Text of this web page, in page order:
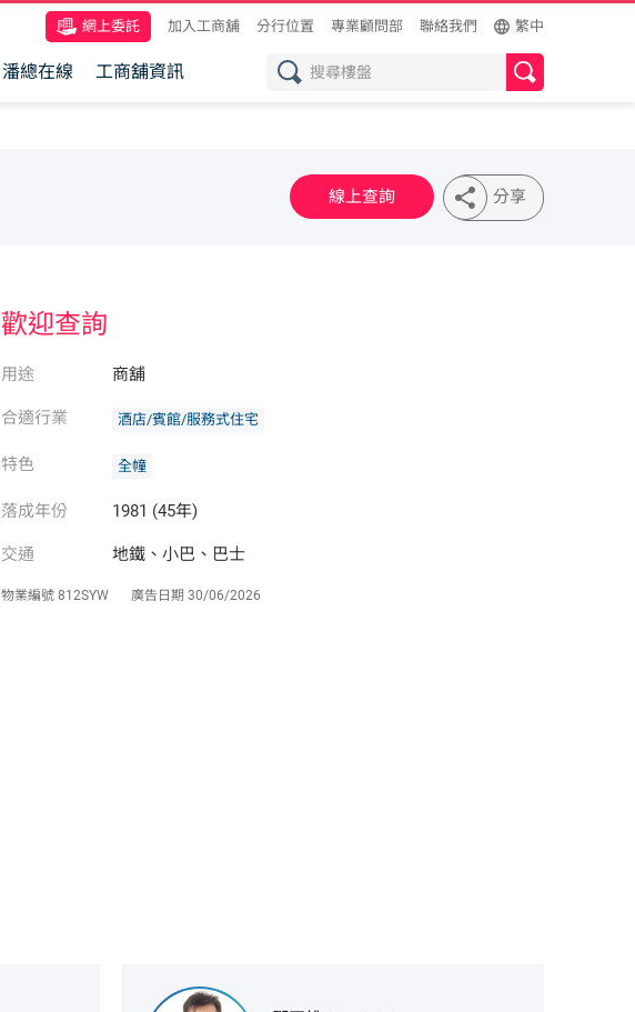
網上委託 加入工商舖 分行位置 專業顧問部 聯絡我們 繁中
潘總在線 工商舖資訊
線上查詢 分享
歡迎查詢
用途 商舖
合適行業 酒店/賓館/服務式住宅
特色 全幢
落成年份 1981 (45年)
交通 地鐵、小巴、巴士
物業編號 812SYW 廣告日期 30/06/2026